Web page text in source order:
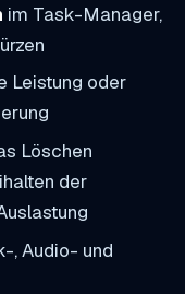
im Task-Manager,
Leistung oder
Löschen
der
, Audio- und